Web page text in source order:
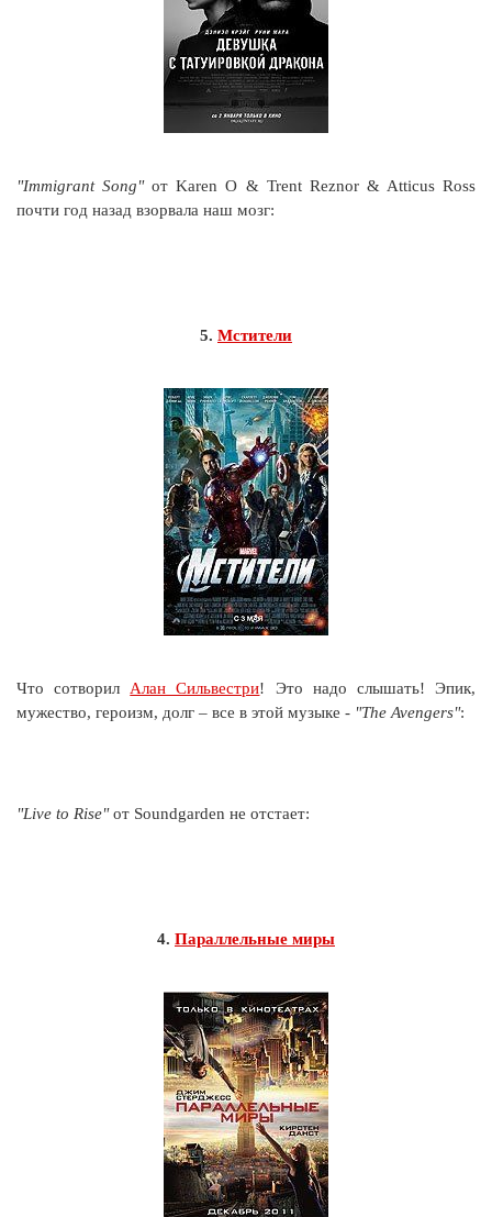
"Immigrant Song"от Karen O & Trent Reznor & Atticus Ross
почти год назад взорвала наш мозг:
5. Мстители
Что сотворилАлан Сильвестри! Это надо слышать! Эпик,
мужество, героизм, долг – все в этой музыке - "The Avengers":
"Live to Rise"от Soundgarden не отстает:
4. Параллельные миры